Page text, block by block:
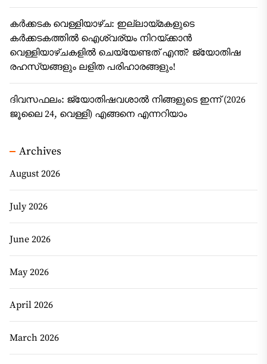
കർക്കടക വെള്ളിയാഴ്ച: ഇല്ലായ്മകളുടെ
കർക്കടകത്തിൽ ഐശ്വര്യം നിറയ്ക്കാൻ
വെള്ളിയാഴ്ചകളിൽ ചെയ്യേണ്ടത് എന്ത്? ജ്യോതിഷ
രഹസ്യങ്ങളും ലളിത പരിഹാരങ്ങളും!
ദിവസഫലം: ജ്യോതിഷവശാൽ നിങ്ങളുടെ ഇന്ന്‌ (2026
ജൂലൈ 24, വെള്ളി) എങ്ങനെ എന്നറിയാം
Archives
August 2026
July 2026
June 2026
May 2026
April 2026
March 2026